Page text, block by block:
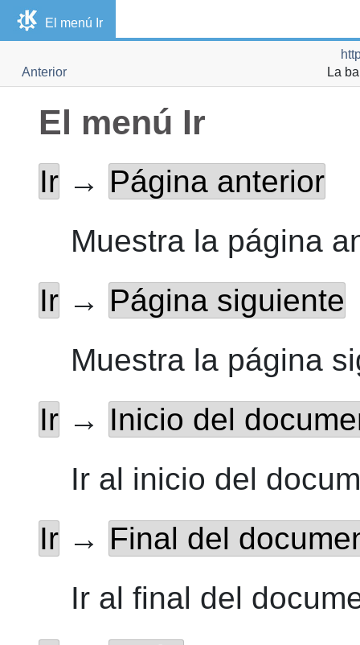
El menú Ir
Anterior
La
El menú Ir
Ir → Página anterior
Muestra la página
Ir → Página siguiente
Muestra la página
Ir → Inicio del
Ir al inicio del
Ir → Final del
Ir al final del